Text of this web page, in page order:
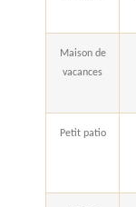
Maison de
vacances
Petit patio